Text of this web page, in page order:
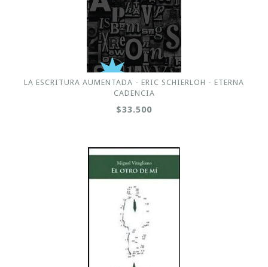
LA ESCRITURA AUMENTADA - ERIC SCHIERLOH - ETERNA
CADENCIA
$33.500